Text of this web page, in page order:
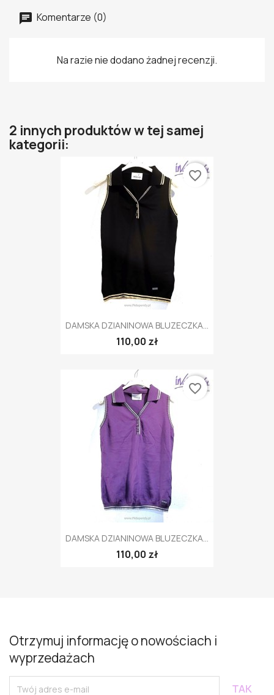
Komentarze (0)
Na razie nie dodano żadnej recenzji.
2 innych produktów w tej samej
kategorii:
DAMSKA DZIANINOWA BLUZECZKA...
110,00 zł
favorite_border
DAMSKA DZIANINOWA BLUZECZKA...
110,00 zł
favorite_border
Otrzymuj informację o nowościach i
wyprzedażach